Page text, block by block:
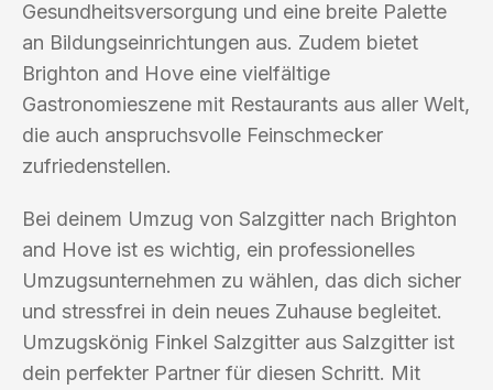
Gesundheitsversorgung und eine breite Palette
an Bildungseinrichtungen aus. Zudem bietet
Brighton and Hove eine vielfältige
Gastronomieszene mit Restaurants aus aller Welt,
die auch anspruchsvolle Feinschmecker
zufriedenstellen.
Bei deinem Umzug von Salzgitter nach Brighton
and Hove ist es wichtig, ein professionelles
Umzugsunternehmen zu wählen, das dich sicher
und stressfrei in dein neues Zuhause begleitet.
Umzugskönig Finkel Salzgitter aus Salzgitter ist
dein perfekter Partner für diesen Schritt. Mit